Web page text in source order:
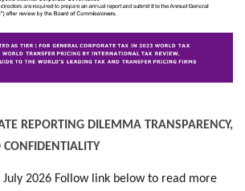
REPORTING DILEMMA TRANSPARENCY,
July 2026 Follow link below to read more